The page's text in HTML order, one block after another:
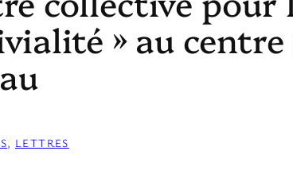
» au
, LETTRES